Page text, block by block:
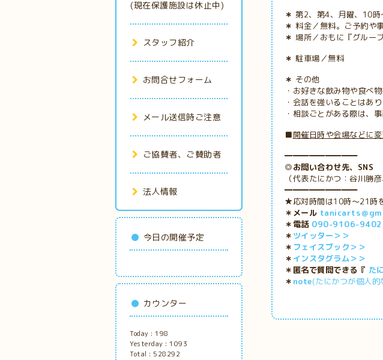
＊ 第2、第4、月曜、10
＊ 料金／無料。ご予約や
＊ 場所／おもに 『グルー
＊ 駐車場／無料
＊ その他
・お好きな飲み物や食べ
・会話を強いることはあ
・ 相談ごとがある際は、
■開催日時や会場などに
━━━━━━━━━
◎お問い合わせ先、SNS
（代表たにかつ：谷川勝彦
━━━━━━━━━
★応対時間は10時～21時
＊メール tanicarts＠
＊電話 090-9106-9402
＊ ツイッター＞＞
＊ フェイスブック＞＞
＊ インスタグラム＞＞
＊匿名で質問できる『 た
＊ note(たにかつが個人的
(現在保護施設は休止中)
スタッフ紹介
お問合せフォーム
メール送信時ご注意
ご協賛者、ご賛助者
法人情報
今日の開催予定
カウンター
Today : 198
Yesterday : 1093
Total : 528292